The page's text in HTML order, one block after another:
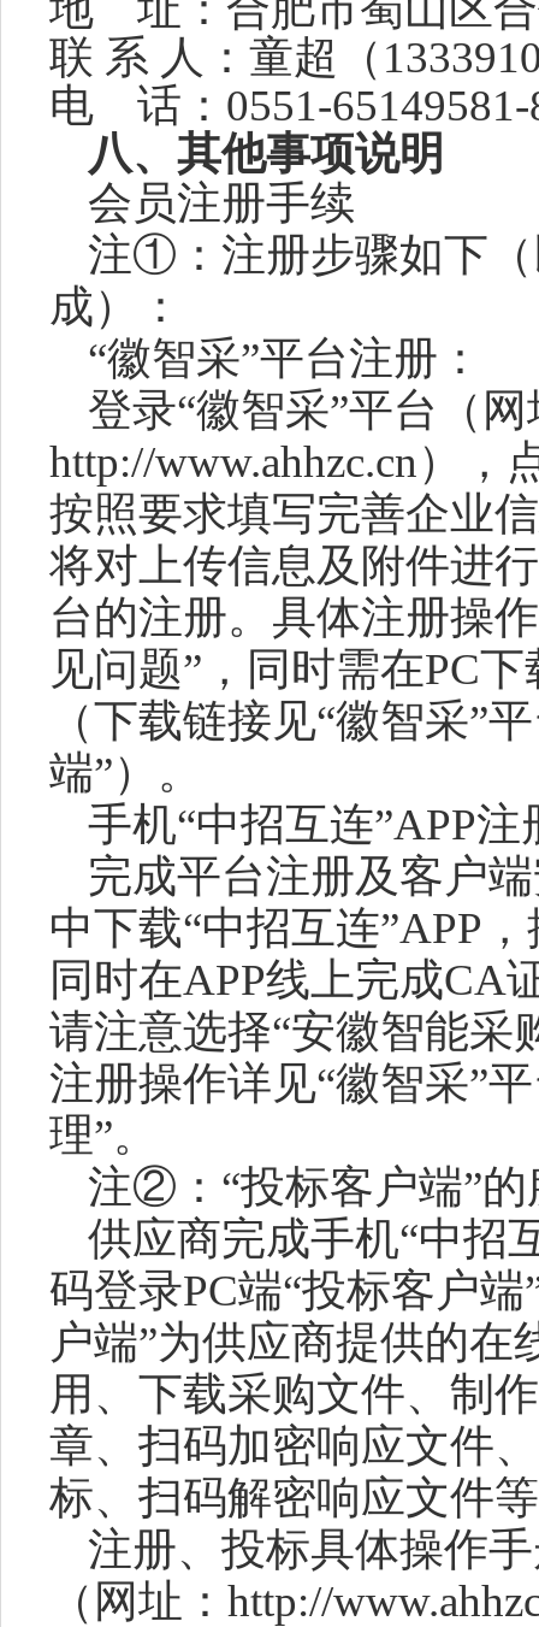
联 系 人：童超（
电
话： 0551-
八、其他事项说明
会员注册手续
注①：注册步骤如下
成）：
“徽智采”平台注册：
登录“徽智采”平台（
http://www.ahhzc.cn）
，
按照要求填写完善企业
将对上传信息及附件进
台的注册。具体注册操
见问题”，同时需在PC
（下载链接见“徽智采”
端”）。
手机“中招互连”APP注
完成平台注册及客户
中下载“中招互连”APP
同时在APP线上完成CA
请注意选择“安徽智能采
注册操作详见“徽智采”
理”。
注②：“投标客户端”的
供应商完成手机“中招
码登录PC端“投标客户
户端”为供应商提供的在
用、下载采购文件、制作
章、扫码加密响应文件
标、扫码解密响应文件
注册、投标具体操作
（网址：http://